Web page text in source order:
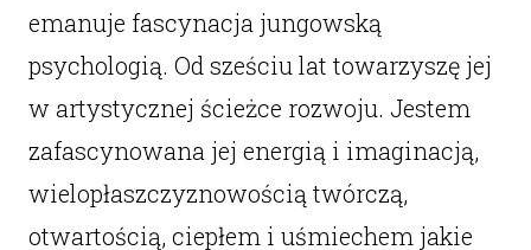
emanuje fascynacja jungowską
psychologią. Od sześciu lat towarzyszę jej
w artystycznej ścieżce rozwoju. Jestem
zafascynowana jej energią i imaginacją,
wielopłaszczyznowością twórczą,
otwartością, ciepłem i uśmiechem jakie